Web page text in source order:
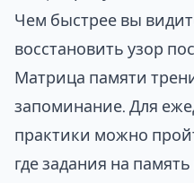
Чем быстрее вы
восстановить узор
Матрица памяти
запоминание. Для
практики можно
где задания на